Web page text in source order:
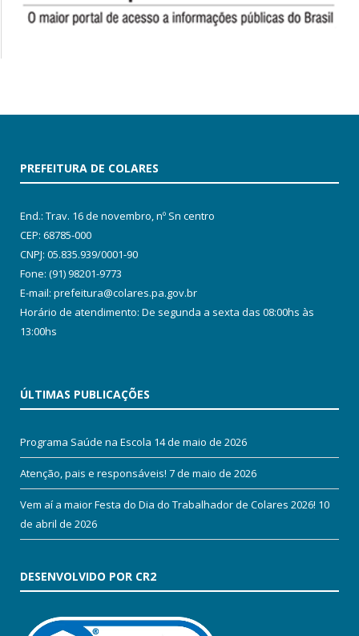
PREFEITURA DE COLARES
End.: Trav. 16 de novembro, nº Sn centro
CEP: 68785-000
CNPJ: 05.835.939/0001-90
Fone: (91) 98201-9773
E-mail: prefeitura@colares.pa.gov.br
Horário de atendimento: De segunda a sexta das 08:00hs às
13:00hs
ÚLTIMAS PUBLICAÇÕES
Programa Saúde na Escola 14 de maio de 2026
Atenção, pais e responsáveis! 7 de maio de 2026
Vem aí a maior Festa do Dia do Trabalhador de Colares 2026! 10
de abril de 2026
DESENVOLVIDO POR CR2